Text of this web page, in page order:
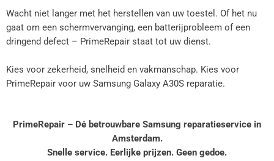
Wacht niet langer met het herstellen van uw toestel. Of het nu
gaat om een schermvervanging, een batterijprobleem of een
dringend defect – PrimeRepair staat tot uw dienst.
Kies voor zekerheid, snelheid en vakmanschap. Kies voor
PrimeRepair voor uw Samsung Galaxy A30S reparatie.
PrimeRepair – Dé betrouwbare Samsung reparatieservice in
Amsterdam.
Snelle service. Eerlijke prijzen. Geen gedoe.